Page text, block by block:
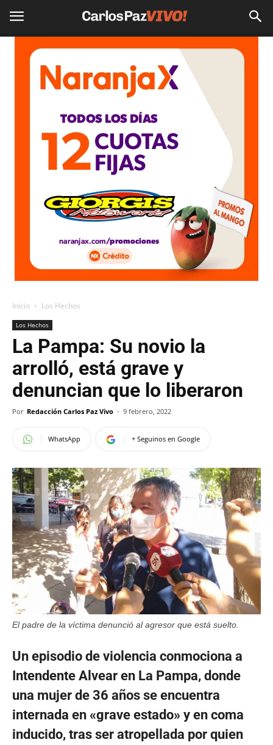
Inicio Los Hechos
Los Hechos
La Pampa: Su novio la
arrolló, está grave y
denuncian que lo liberaron
Por Redacción Carlos Paz Vivo - 9 febrero, 2022
WhatsApp + Seguinos en Google
El padre de la víctima denunció al agresor que está suelto.
Un episodio de violencia conmociona a
Intendente Alvear en La Pampa, donde
una mujer de 36 años se encuentra
internada en «grave estado» y en coma
inducido, tras ser atropellada por quien